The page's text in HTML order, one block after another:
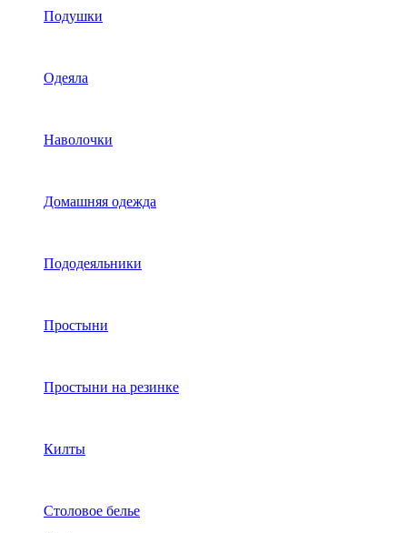
Подушки
Одеяла
Наволочки
Домашняя одежда
Пододеяльники
Простыни
Простыни на резинке
Килты
Столовое белье